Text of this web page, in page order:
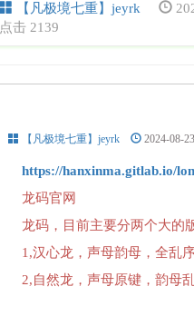
【凡极境七重】jeyrk
点击 2139
【凡极境七重】jeyrk 2024-08-
https://hanxinma.gitlab.io/
龙码官网
龙码，目前主要分两个大的
1,汉心龙，声母韵母，全乱
2,自然龙，声母原键，韵母